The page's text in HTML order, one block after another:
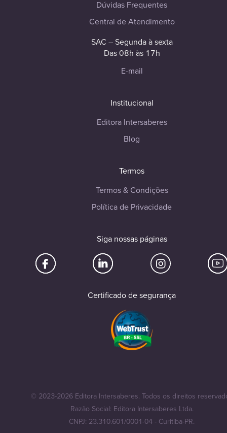
Dúvidas Frequentes
Central de Atendimento
SAC – Segunda à sexta
Das 08h às 17h
E-mail
Institucional
Editora Intersaberes
Blog
Termos
Termos & Condições
Política de Privacidade
Siga nossas páginas
Certificado de segurança
© 2023-2026 Editora Intersaberes. Todos os direitos
Razão Social: Editora Intersaberes Ltda.
CNPJ: 23.310.601/0001-04 - Curitiba-PR.